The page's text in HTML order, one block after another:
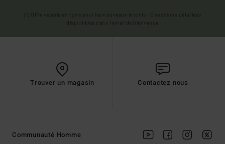
Trouver un magasin Contactez nous
Communauté Homme